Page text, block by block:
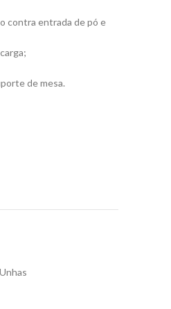
contra entrada de pó e
de mesa.
Unhas